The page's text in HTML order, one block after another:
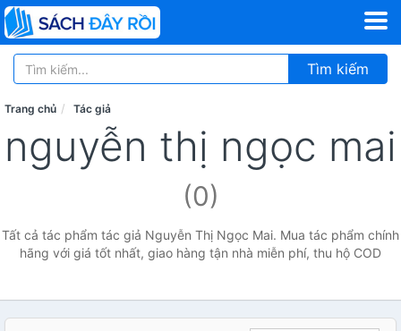
Tìm kiếm
Trang chủ Tác giả
nguyễn thị ngọc mai
(0)
Tất cả tác phẩm tác giả Nguyễn Thị Ngọc Mai. Mua tác phẩm chính
hãng với giá tốt nhất, giao hàng tận nhà miễn phí, thu hộ COD